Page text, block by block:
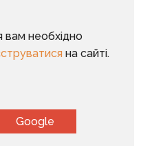
вам необхідно
на сайті.
Google